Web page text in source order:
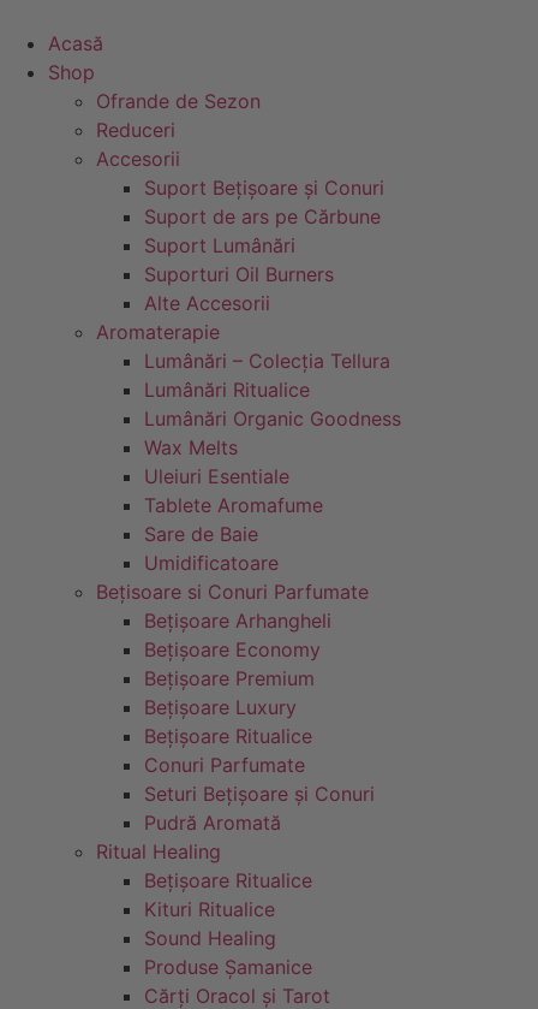
conținut
Acasă
Shop
Ofrande de Sezon
Reduceri
Accesorii
Suport Bețișoare și Conuri
Suport de ars pe Cărbune
Suport Lumânări
Suporturi Oil Burners
Alte Accesorii
Aromaterapie
Lumânări – Colecția Tellura
Lumânări Ritualice
Lumânări Organic Goodness
Wax Melts
Uleiuri Esentiale
Tablete Aromafume
Sare de Baie
Umidificatoare
Bețisoare si Conuri Parfumate
Bețișoare Arhangheli
Bețișoare Economy
Bețișoare Premium
Bețișoare Luxury
Bețișoare Ritualice
Conuri Parfumate
Seturi Bețișoare și Conuri
Pudră Aromată
Ritual Healing
Bețișoare Ritualice
Kituri Ritualice
Sound Healing
Produse Șamanice
Cărți Oracol și Tarot